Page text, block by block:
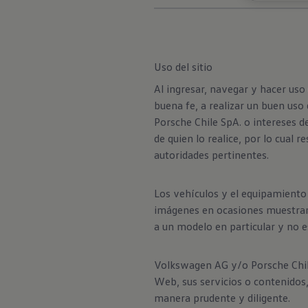
Uso del sitio
Al ingresar, navegar y hacer
buena fe, a realizar un buen
Porsche Chile SpA. o intereses
de quien lo realice, por lo cual
autoridades pertinentes.
Los vehículos y el
imágenes en ocasiones
a un modelo en particular y no
Volkswagen AG y/o Porsche
Web, sus servicios o
manera prudente y diligente.